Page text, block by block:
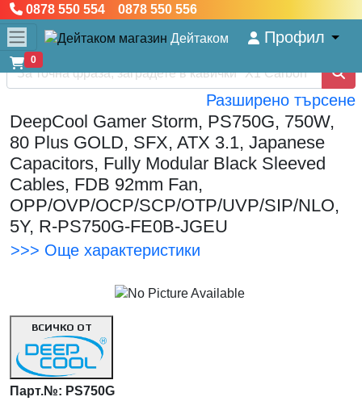
0878 550 554 0878 550 556
Дейтаком Профил
0
Разширено търсене
DeepCool Gamer Storm, PS750G, 750W,
80 Plus GOLD, SFX, ATX 3.1, Japanese
Capacitors, Fully Modular Black Sleeved
Cables, FDB 92mm Fan,
OPP/OVP/OCP/SCP/OTP/UVP/SIP/NLO,
5Y, R-PS750G-FE0B-JGEU
>>> Още характеристики
ВСИЧКО ОТ
Парт.№: PS750G